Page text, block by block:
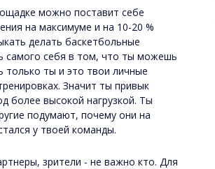
можно поставит себе
на максимуме и на 10-20 %
делать баскетбольные
самого себя в том, что ты можешь
только ты и это твои личные
Значит ты привык
более высокой нагрузкой. Ты
подумают, почему они на
у твоей команды.
зрители - не важно кто. Для